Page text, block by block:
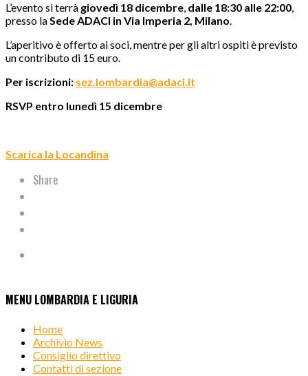
L’evento si terrà giovedì 18 dicembre, dalle 18:30 alle 22:00,
presso laSede ADACI in Via Imperia 2, Milano.
L’aperitivo è offerto ai soci, mentre per gli altri ospiti è previsto
un contributo di 15 euro.
Per iscrizioni: sez.lombardia@adaci.it
RSVP entro lunedì 15 dicembre
Scarica la Locandina
Share
MENU LOMBARDIA E LIGURIA
Home
Archivio News
Consiglio direttivo
Contatti di sezione